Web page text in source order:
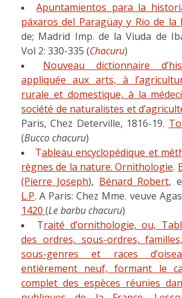
Apuntamientos para la
páxaros del Paragüay y Rio de la
de; Madrid Imp. de la Viuda de
Vol 2: 330-335 (Chacuru)
Nouveau dictionnaire
appliquée aux arts, à
rurale et domestique, à la
société de naturalistes et
Paris, Chez Deterville, 1816-19.
(Bucco chacuru)
Tableau encyclopédique et
règnes de la nature. Ornithologie.
(Pierre Joseph), Bénard Robert,
L.P. A Paris: Chez Mme. veuve
1420 (Le barbu chacuru)
Traité d’ornithologie, ou,
des ordres, sous-ordres,
sous-genres et races
entièrement neuf, formant le
complet des espèces réunies